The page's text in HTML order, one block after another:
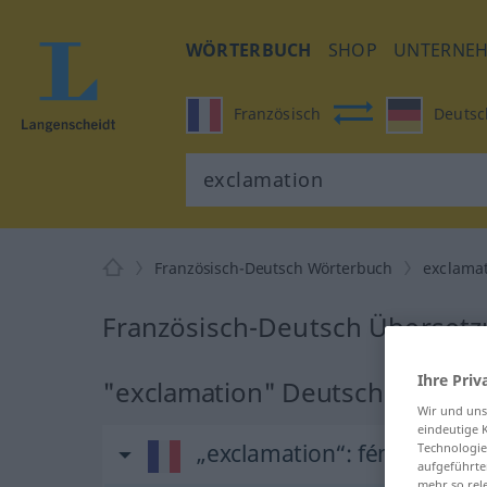
WÖRTERBUCH SHOP
Französisch
Französisch-Deutsch Wörterbuch
Französisch-Deutsch
"exclamation" Deutsch
„exclamation“: féminin
Ihre
Wir und
eindeutige